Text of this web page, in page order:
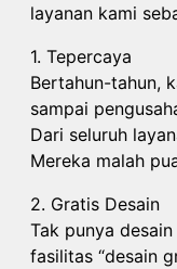
layanan kami
1. Tepercaya
Bertahun-tahun,
sampai
Dari seluruh
Mereka malah
2. Gratis Desain
Tak punya
fasilitas “desain